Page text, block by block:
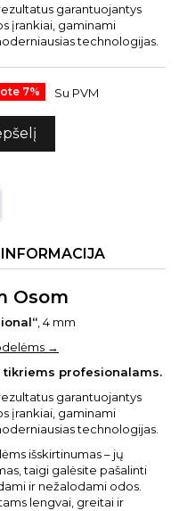
garantuojantys
įrankiai, gaminami
technologijas.
7% Su PVM
Osom
, 4 mm
→
tikriems profesionalams.
garantuojantys
įrankiai, gaminami
technologijas.
išskirtinumas – jų
taigi galėsite pašalinti
ir nežalodami odos.
lengvai, greitai ir